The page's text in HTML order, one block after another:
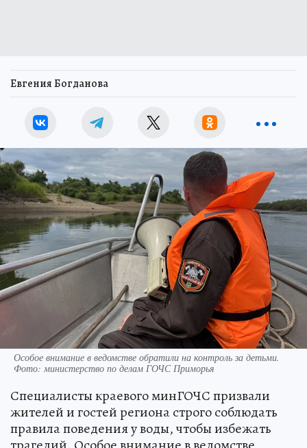
Евгения Богданова
Особое внимание в ведомстве обратили на контроль за детьми.
Фото: министерство по делам ГОЧС Приморья
Специалисты краевого минГОЧС призвали
жителей и гостей региона строго соблюдать
правила поведения у воды, чтобы избежать